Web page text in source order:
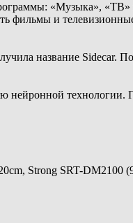
«Музыка»,
фильмы и
название Sidecar.
нейронной технологии.
Strong SRT-DM2100